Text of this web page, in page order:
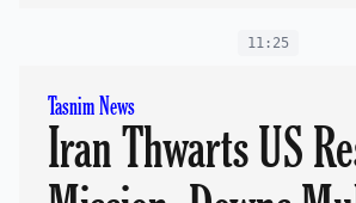
11:25
Tasnim News
Iran Thwarts US